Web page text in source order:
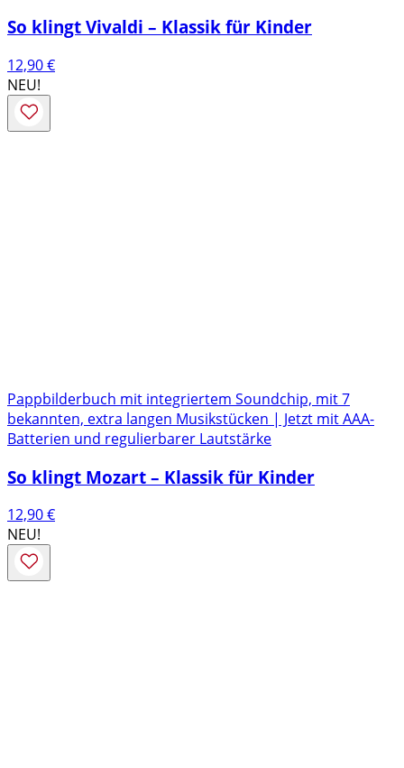
So klingt Vivaldi – Klassik für Kinder
12,90€
NEU!
Pappbilderbuch mit integriertem Soundchip, mit 7
bekannten, extra langen Musikstücken | Jetzt mit AAA-
Batterien und regulierbarer Lautstärke
So klingt Mozart – Klassik für Kinder
12,90€
NEU!